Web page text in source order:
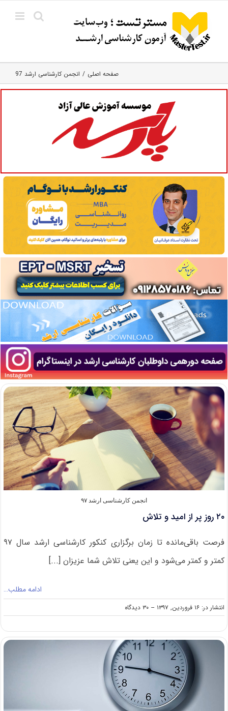
content
صفحه اصلی انجمن کارشناسی ارشد 97
انجمن کارشناسی ارشد ۹۷
۲۰ روز پر از امید و تلاش
فرصت باقی‌مانده تا زمان برگزاری کنکور کارشناسی ارشد سال ۹۷
کمتر و کمتر می‌شود و این یعنی تلاش شما عزیزان [...]
ادامه مطلب…
انتشار در: ۱۶ فروردین, ۱۳۹۷ -- ۳۰ دیدگاه
on
۲۰
پر
از
امید
و
تلاش